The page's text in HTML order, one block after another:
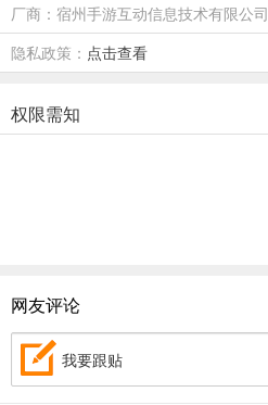
厂商：宿州手游互动信息技术有限公司
隐私政策： 点击查看
权限需知
网友评论
我要跟贴